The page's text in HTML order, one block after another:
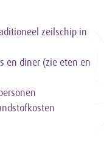
zeilschip in
en diner (zie eten en